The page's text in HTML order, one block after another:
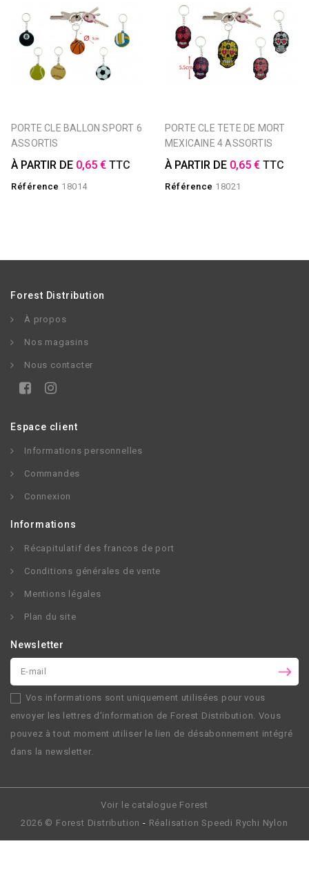
PORTE CLE BALLON SPORT 6
ASSORTIS
À PARTIR DE 0,65 € TTC
Référence 18014
PORTE CLE TETE DE MORT
MEXICAINE 4 ASSORTIS
À PARTIR DE 0,65 € TTC
Référence 18021
Forest Distribution
À propos
Nos magasins
Nous contacter
Espace client
Informations personnelles
Commandes
Connexion
Informations
Récapitulatif des francos de port
Conditions générales de vente
Mentions légales
Plan du site
Newsletter
Vos informations sont uniquement utilisées pour vous
envoyer les lettres d’information de Forest Distribution . Vous
pouvez à tout moment utiliser le lien de désabonnement intégré
dans la newsletter.
Voir le catalogue Forest
2026 © Forest Distribution - RéalisationSpeedi Rychi Nylon